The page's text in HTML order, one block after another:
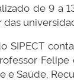
de 9 a
SIPECT
Felipe
e Saúde,